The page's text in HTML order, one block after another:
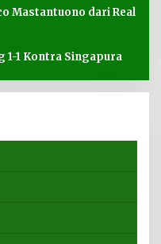
Mastantuono dari Real
1-1 Kontra Singapura